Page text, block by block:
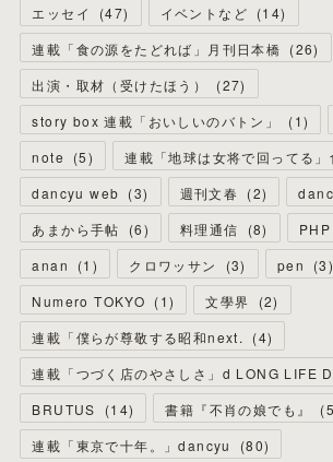
エッセイ
(47) イベントなど (14)
連載「食の源をたどれば」月刊日本橋 (26)
出演・取材（受けたほう）
(27)
story box 連載「おいしいのバトン」
(1)
note
(5) 連載「地球は女将で回ってる」
dancyu web (3) 週刊文春 (2)
あまから手帖
(6) 料理通信 (8) PHP
anan
(1 ) クロワッサン (3) pen (3)
Numero TOKYO (1) 文學界 (2)
連載「僕らが尊敬する昭和next.
(4)
連載「つづく店のやさしさ」d LONG LIFE
BRUTUS
(14) 書籍『不肖の娘でも』 (
連載「東京で十年。」dancyu
(80)